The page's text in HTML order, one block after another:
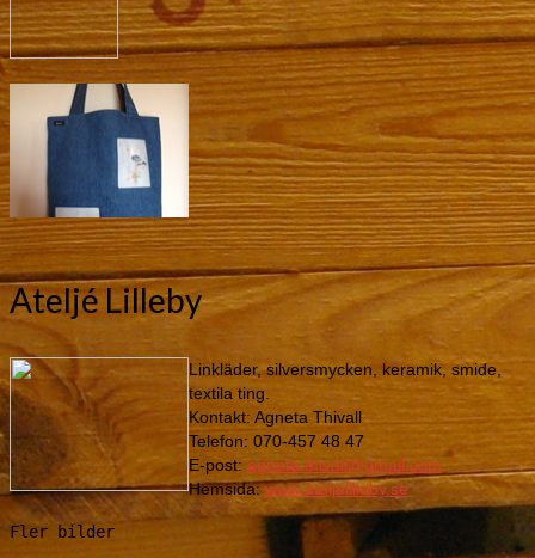
Ateljé Lilleby
Linkläder, silversmycken, keramik, smide,
textila ting.
Kontakt: Agneta Thivall
Telefon: 070-457 48 47
E-post: agneta.thivall@gmail.com
Hemsida:www.ateljelilleby.se
Fler bilder